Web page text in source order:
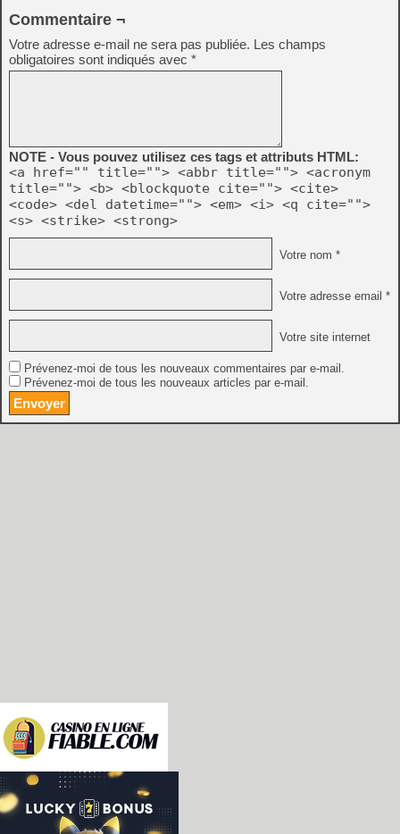
Commentaire ¬
Votre adresse e-mail ne sera pas publiée. Les champs
obligatoires sont indiqués avec *
NOTE - Vous pouvez utilisez ces tags et attributs HTML:
<a href="" title=""> <abbr title=""> <acronym
title=""> <b> <blockquote cite=""> <cite>
<code> <del datetime=""> <em> <i> <q cite="">
<s> <strike> <strong>
Votre nom *
Votre adresse email *
Votre site internet
Prévenez-moi de tous les nouveaux commentaires par e-mail.
Prévenez-moi de tous les nouveaux articles par e-mail.